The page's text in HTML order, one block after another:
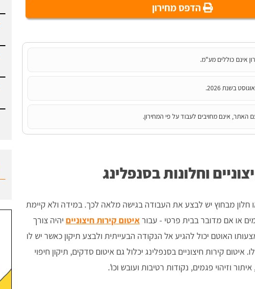
הדפס מחירון
אינם כוללים מע"מ.
בשנת 2026.
האתר, אינם מחויבים לעבוד על פי המחירון.
וחלונות בסנפלינג
חלון מבחוץ יש לבצע את העבודה בגישה מלאה לכך. במידה ולא קיימת
או אם מדובר בבית פרטי - עבוראיטום קירות חיצוניים יהיה צורך
האוטם יכול להגיע אל הנקודה הבעייתית ולבצע תיקון כאשר יש לו
קירות חיצוניים בסנפלינג יכלול גם איטום סדקים, תיקון חיפוי
וזיהוי פגמים, נקודות רטיבות ועובש וכו'.